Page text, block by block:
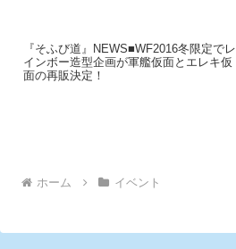
『そふび道』NEWS■WF2016冬限定でレ
インボー造型企画が軍艦仮面とエレキ仮
面の再販決定！
ホーム イベント